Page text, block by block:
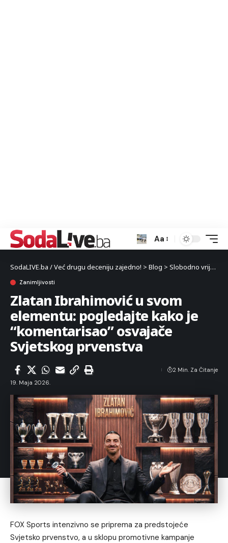
Aa
SodaLIVE.ba / Već drugu deceniju zajedno! > Blog > Slobodno vrijeme
Zanimljivosti
Zlatan Ibrahimović u svom
elementu: pogledajte kako je
“komentarisao” osvajače
Svjetskog prvenstva
19. Maja 2026.
2 Min. Za Čitanje
FOX Sports intenzivno se priprema za predstojeće
Svjetsko prvenstvo, a u sklopu promotivne kampanje